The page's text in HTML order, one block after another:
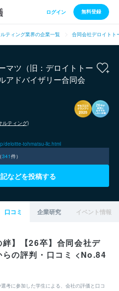
ログイン 無料登録
ティング業界の企業一覧 合同会社デロイトト
マツ（旧：デロイトトー
アドバイザリー合同会
ルティング)
deloitte-tohmatsu-llc.html
341件）
などを投稿する
口コミ 企業研究 イベント情報
絆】【26卒】合同会社デ
らの評判・口コミ <No.84
考に参加した学生による、会社の評価と口コ